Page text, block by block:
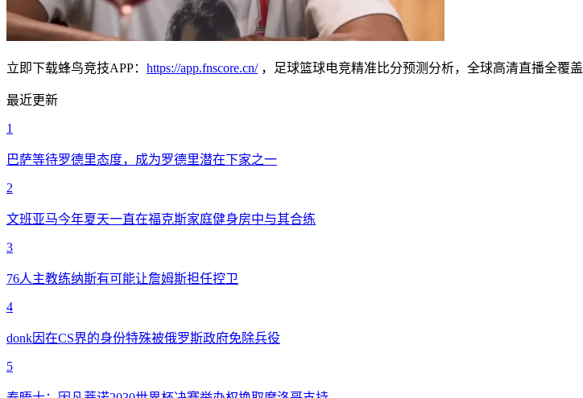
立即下载蜂鸟竞技APP： https://app.fnscore.cn/，足球篮球电竞精准比分预测分析，全球高清直播全覆盖
最近更新
1
巴萨等待罗德里态度，成为罗德里潜在下家之一
2
文班亚马今年夏天一直在福克斯家庭健身房中与其合练
3
76人主教练纳斯有可能让詹姆斯担任控卫
4
donk因在CS界的身份特殊被俄罗斯政府免除兵役
5